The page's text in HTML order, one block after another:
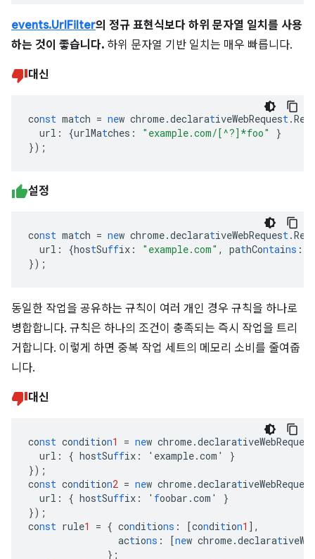
events.UrlFilter의 정규 표현식보다 하위 문자열 일치를 사용
하는 것이 좋습니다. 하위 문자열 기반 일치는 매우 빠릅니다.
대신
const match = new chrome.declarativeWebRequest
url : {urlMatches : "example.com/[^?]*foo"
}
});
설정
const match = new chrome.declarativeWebRequest
url : {hostSuffix : "example.com" , pathContains :
});
동일한 작업을 공유하는 규칙이 여러 개인 경우 규칙을 하나로
병합합니다. 규칙은 하나의 조건이 충족되는 즉시 작업을 트리
거합니다. 이렇게 하면 중복 작업 세트의 메모리 소비를 줄여줍
니다.
대신
const condition1 = new chrome.declarativeWebReques
url : { hostSuffix : 'example.com'
}
});
const condition2 = new chrome.declarativeWebReques
url : { hostSuffix : ' foobar.com'
}
});
const rule1 = { conditions : [condition1 ],
actions : [new chrome.declarat
} ;